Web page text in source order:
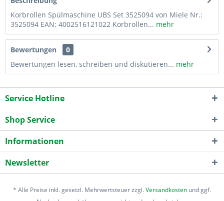
Korbrollen Spülmaschine UBS Set 3525094 von Miele Nr.:
3525094 EAN: 4002516121022 Korbrollen... mehr
Bewertungen
0
Bewertungen lesen, schreiben und diskutieren... mehr
Service Hotline
Shop Service
Informationen
Newsletter
* Alle Preise inkl. gesetzl. Mehrwertsteuer zzgl.Versandkosten und ggf.